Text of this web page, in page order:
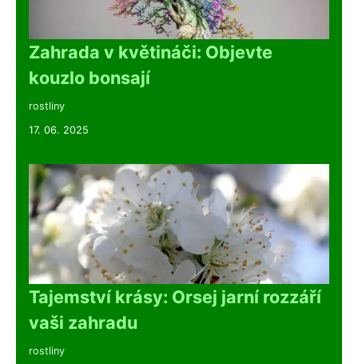
Zahrada v květináči: Objevte
kouzlo bonsají
rostliny
17. 06. 2025
Tajemství krásy: Orsej jarní rozzáří
vaši zahradu
rostliny